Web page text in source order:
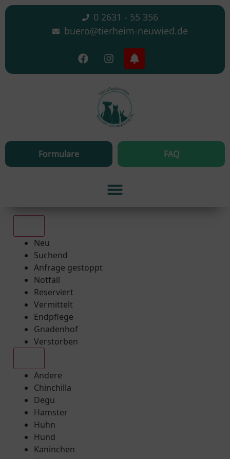
0 2631 - 55 356
buero@tierheim-neuwied.de
Formulare FAQ
Neu
Suchend
Anfrage gestoppt
Notfall
Reserviert
Vermittelt
Endpflege
Gnadenhof
Verstorben
Andere
Chinchilla
Degu
Hamster
Huhn
Hund
Kaninchen